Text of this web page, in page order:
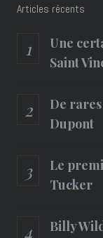
Articles récents
Une
Saint
De
Dupont
Le
Tucker
Billy